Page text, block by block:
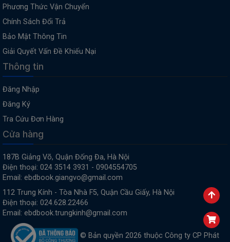
Phương Thức Vận Chuyển
Chính Sách Đổi Trả
Bảo Mật Thông Tin
Giải Quyết Vấn Đề Khiếu Nại
Thông tin
Đăng Nhập
Đăng Ký
Tra Cứu Đơn Hàng
Cửa hàng
187B Giảng Võ, Quận Đống Đa, Hà Nội
Điện thoại: 024 3514 3931 - 0904554705
Email: ebdbook.giangvo@gmail.com
112 Trung Kính - Tòa Nhà F5, Quận Cầu Giấy, Hà Nội
Điện thoại: 024.628.22466
Email: ebdbook.trungkinh@gmail.com
© Bản quyền 2026 thuộc Công ty CP Phát